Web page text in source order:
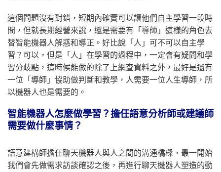
這個問題沒有對錯，短期內確實可以讓他們自主學習一段時
間，但就長期經營來說，還是需要有「導師」這樣的角色去
替智能機器人解惑和導正。好比說「人」可不可以自主學
習？可以，但是「人」在學習的過程中，一定會有疑問和學
習分歧點，這時候能做的除了上網查資料之外，最好是還有
一位「導師」協助做判斷和教學，人需要一位人生導師，所
以機器人也是需要的。
智能機器人怎麼做學習？擔任語意分析師或建議師
需要做什麼事情？
語意建構師擔任聊天機器人與人之間的溝通橋樑，最一開始
我們會先做需求訪談確認之後，再進行聊天機器人塑造的動